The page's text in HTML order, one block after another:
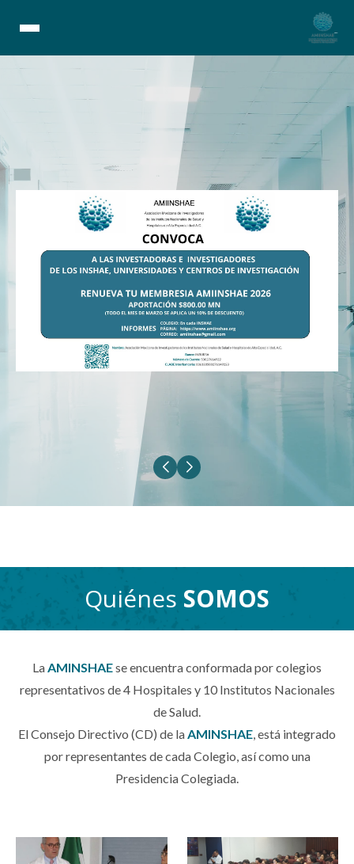
Quiénes SOMOS
LaAMINSHAEse encuentra conformada por colegios
representativos de 4 Hospitales y 10 Institutos Nacionales
de Salud.
El Consejo Directivo (CD) de laAMINSHAE, está integrado
por representantes de cada Colegio, así como una
Presidencia Colegiada.